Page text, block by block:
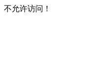
不允许访问！